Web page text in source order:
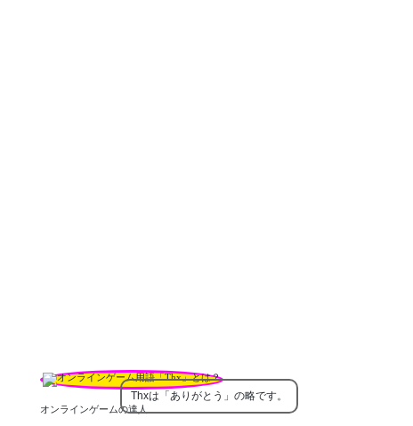
オンラインゲームの達人
Thxは「ありがとう」の略です。